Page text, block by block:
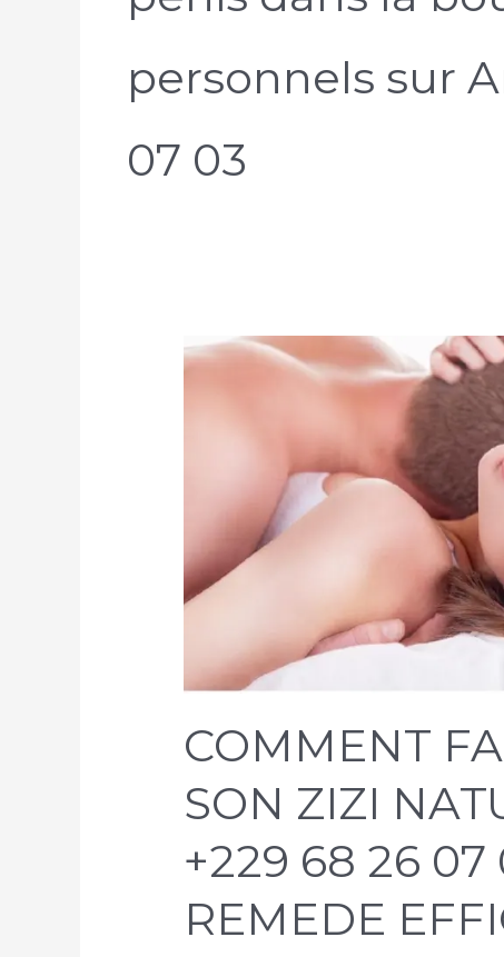
personnels sur
07 03
COMMENT
SON ZIZI
+229 68 26 07
REMEDE